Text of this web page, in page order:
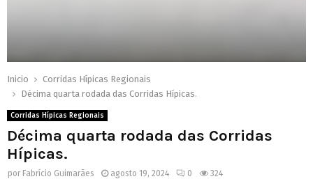
Inicio
Corridas Hípicas Regionais
Décima quarta rodada das Corridas Hípicas.
Corridas Hípicas Regionais
Décima quarta rodada das Corridas
Hípicas.
por Fabrício Guimarães agosto 19, 2024 0 324